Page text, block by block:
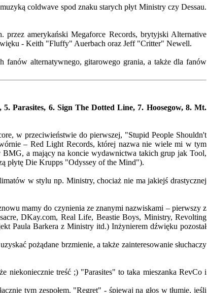
coldwave spod znaku starych płyt Ministry czy Dessau.
amerykański Megaforce Records, brytyjski Alternative
- Keith "Fluffy" Auerbach oraz Jeff "Critter" Newell.
fanów alternatywnego, gitarowego grania, a także dla fanów
Parasites, 6. Sign The Dotted Line, 7. Hoosegow, 8. Mt.
w przeciwieństwie do pierwszej, "Stupid People Shouldn't
– Red Light Records, której nazwa nie wiele mi w tym
a mający na koncie wydawnictwa takich grup jak Tool,
płytę Die Krupps "Odyssey of the Mind").
w stylu np. Ministry, chociaż nie ma jakiejś drastycznej
mamy do czynienia ze znanymi nazwiskami – pierwszy z
DKay.com, Real Life, Beastie Boys, Ministry, Revolting
Paula Barkera z Ministry itd.) Inżynierem dźwięku pozostał
pożądane brzmienie, a także zainteresowanie słuchaczy
niekoniecznie treść ;) "Parasites" to taka mieszanka RevCo i
tym zespołem. "Regret" - śpiewaj na głos w tłumie, jeśli